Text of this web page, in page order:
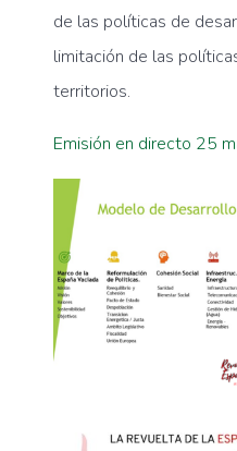
de las políticas de
limitación de las
territorios.
Emisión en directo 25